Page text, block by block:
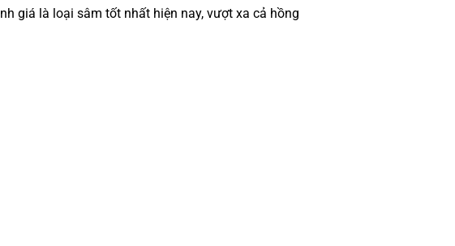
giá là loại sâm tốt nhất hiện nay, vượt xa cả hồng